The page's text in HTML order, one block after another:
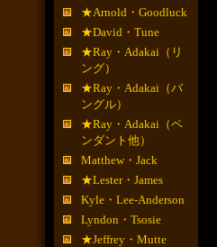
★Arnold・Goodluck
★David・Tune
★Ray・Adakai（リ
ング）
★Ray・Adakai（バ
ングル）
★Ray・Adakai（ペ
ンダント他）
Matthew・Jack
★Lester・James
Kyle・Lee-Anderson
Lyndon・Tsosie
★Jeffrey・Mutte